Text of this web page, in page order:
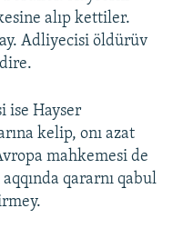
alıp kettiler.
Adliyecisi öldürüv
ise Hayser
kelip, onı azat
mahkemesi de
qararnı qabul